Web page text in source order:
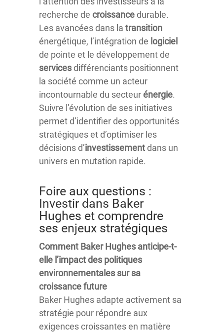
recherche de croissance durable.
Les avancées dans la transition
énergétique, l’intégration de logiciel
de pointe et le développement de
services différenciants positionnent
la société comme un acteur
incontournable du secteurénergie.
Suivre l’évolution de ses initiatives
permet d’identifier des opportunités
stratégiques et d’optimiser les
décisions d’investissement dans un
univers en mutation rapide.
Foire aux questions :
Investir dans Baker
Hughes et comprendre
ses enjeux stratégiques
Comment Baker Hughes anticipe-t-
elle l’impact des politiques
environnementales sur sa
croissance future
Baker Hughes adapte activement sa
stratégie pour répondre aux
exigences croissantes en matière